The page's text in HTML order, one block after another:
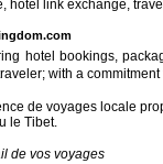
hotel link exchange,
hotel bookings,
with a
de voyages locale
le Tibet.
de vos voyages